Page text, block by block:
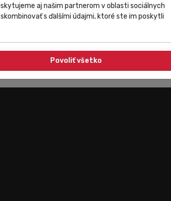
aj našim partnerom v oblasti sociálnych
s ďalšími údajmi, ktoré ste im poskytli
Povoliť všetko